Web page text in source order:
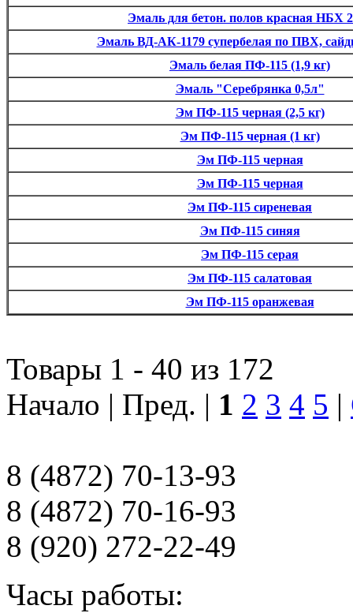
Эмаль для бетон. полов красная НБХ
Эмаль ВД-АК-1179 супербелая по ПВХ,
Эмаль белая ПФ-115 (1,9 кг)
Эмаль "Серебрянка 0,5л"
Эм ПФ-115 черная (2,5 кг)
Эм ПФ-115 черная (1 кг)
Эм ПФ-115 черная
Эм ПФ-115 черная
Эм ПФ-115 сиреневая
Эм ПФ-115 синяя
Эм ПФ-115 серая
Эм ПФ-115 салатовая
Эм ПФ-115 оранжевая
Товары 1 - 40 из 172
Начало | Пред. | 1 2 3 4 5 |
8 (4872) 70-13-93
8 (4872) 70-16-93
8 (920) 272-22-49
Часы работы: